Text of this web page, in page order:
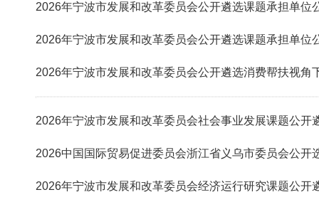
2026年宁波市发展和改革委员会公开遴选课题承担单位
2026年宁波市发展和改革委员会公开遴选课题承担单位
2026年宁波市发展和改革委员会公开遴选消费帮扶视角
2026年宁波市发展和改革委员会社会事业发展课题公开
2026中国国际贸易促进委员会浙江省义乌市委员会公开
2026年宁波市发展和改革委员会经济运行研究课题公开